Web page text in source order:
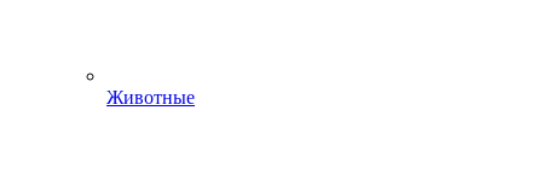
Животные